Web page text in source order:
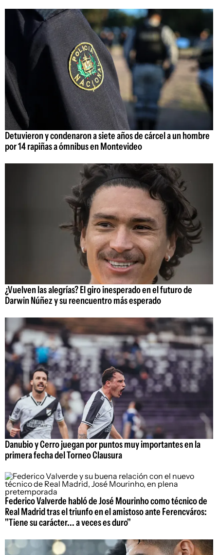
Detuvieron y condenaron a siete años de cárcel a un hombre
por 14 rapiñas a ómnibus en Montevideo
¿Vuelven las alegrías? El giro inesperado en el futuro de
Darwin Núñez y su reencuentro más esperado
Danubio y Cerro juegan por puntos muy importantes en la
primera fecha del Torneo Clausura
Federico Valverde habló de José Mourinho como técnico de
Real Madrid tras el triunfo en el amistoso ante Ferencváros:
"Tiene su carácter... a veces es duro"